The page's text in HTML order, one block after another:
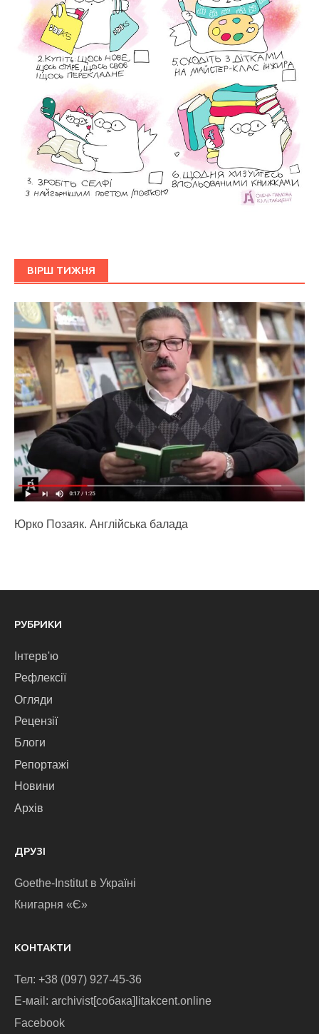
ВІРШ ТИЖНЯ
Юрко Позаяк. Англійська балада
РУБРИКИ
Інтерв'ю
Рефлексії
Огляди
Рецензії
Блоги
Репортажі
Новини
Архів
ДРУЗІ
Goethe-Institut в Україні
Книгарня «Є»
КОНТАКТИ
Тел: +38 (097) 927-45-36
E-маіl: archivist[собака]litakcent.online
Facebook